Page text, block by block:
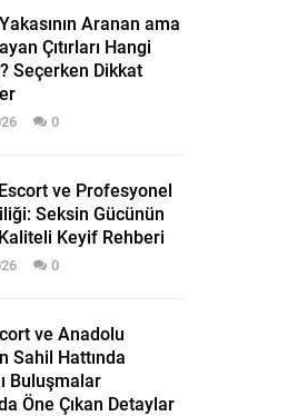
Aranan ama
Çıtırları Hangi
Seçerken Dikkat
0
ve Profesyonel
Seksin Gücünün
Keyif Rehberi
0
ve Anadolu
Sahil Hattında
Buluşmalar
Öne Çıkan Detaylar